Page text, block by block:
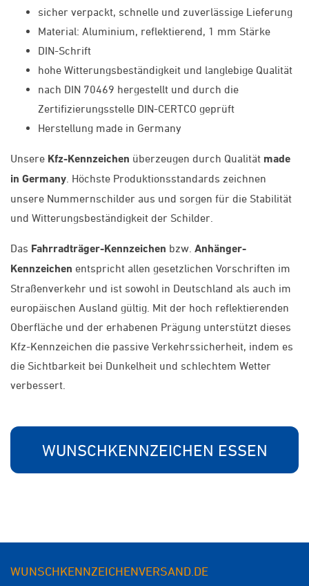
sicher verpackt, schnelle und zuverlässige Lieferung
Material: Aluminium, reflektierend, 1 mm Stärke
DIN-Schrift
hohe Witterungsbeständigkeit und langlebige Qualität
nach DIN 70469 hergestellt und durch die
Zertifizierungsstelle DIN-CERTCO geprüft
Herstellung made in Germany
Unsere Kfz-Kennzeichen überzeugen durch Qualität made
in Germany . Höchste Produktionsstandards zeichnen
unsere Nummernschilder aus und sorgen für die Stabilität
und Witterungsbeständigkeit der Schilder.
Das Fahrradträger-Kennzeichen bzw. Anhänger-
Kennzeichen entspricht allen gesetzlichen Vorschriften im
Straßenverkehr und ist sowohl in Deutschland als auch im
europäischen Ausland gültig. Mit der hoch reflektierenden
Oberfläche und der erhabenen Prägung unterstützt dieses
Kfz-Kennzeichen die passive Verkehrssicherheit, indem es
die Sichtbarkeit bei Dunkelheit und schlechtem Wetter
verbessert.
WUNSCHKENNZEICHEN ESSEN
WUNSCHKENNZEICHENVERSAND.DE